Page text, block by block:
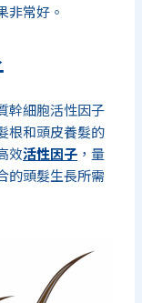
非常好。
幹細胞活性因子
根和頭皮養髮的
效活性因子 ，量
的頭髮生長所需